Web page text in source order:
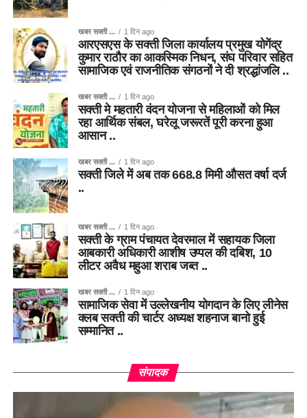
खबर सक्ती ... 1 दिन ago
आरएसएस के सक्ती जिला कार्यालय प्रमुख योगेंद्र
कुमार राठौर का आकस्मिक निधन, संघ परिवार सहित
सामाजिक एवं राजनीतिक संगठनों ने दी श्रद्धांजलि ..
खबर सक्ती ... 1 दिन ago
सक्ती मे महतारी वंदन योजना से महिलाओं को मिल
रहा आर्थिक संबल, घरेलू जरूरतें पूरी करना हुआ
आसान ..
खबर सक्ती ... 1 दिन ago
सक्ती जिले में अब तक 668.8 मिमी औसत वर्षा दर्ज
..
खबर सक्ती ... 1 दिन ago
सक्ती के ग्राम पंचायत देवरमाल में सहायक जिला
आबकारी अधिकारी आशीष उप्पल की दबिश, 10
लीटर अवैध महुआ शराब जब्त ..
खबर सक्ती ... 1 दिन ago
सामाजिक सेवा में उल्लेखनीय योगदान के लिए लीनेस
क्लब सक्ती की चार्टर अध्यक्ष शहनाज बानो हुई
सम्मानित ..
संपादक